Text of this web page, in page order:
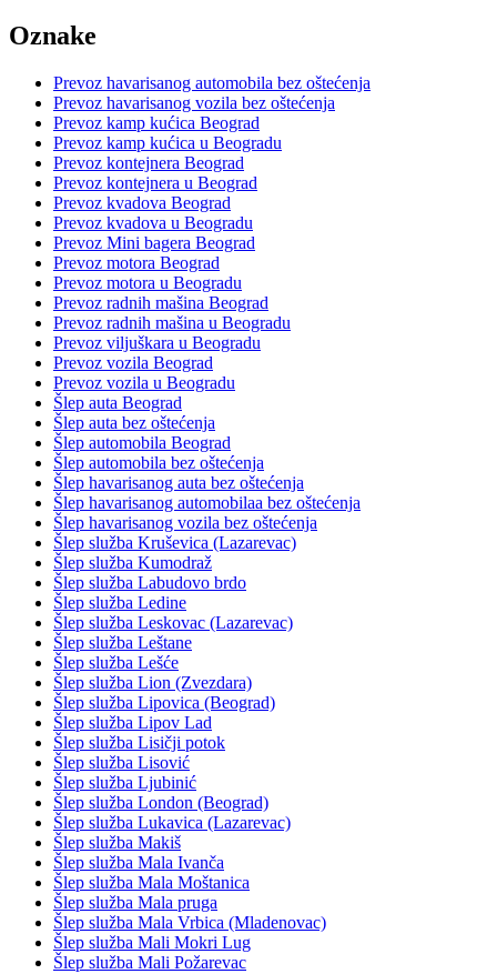
Oznake
Prevoz havarisanog automobila bez oštećenja
Prevoz havarisanog vozila bez oštećenja
Prevoz kamp kućica Beograd
Prevoz kamp kućica u Beogradu
Prevoz kontejnera Beograd
Prevoz kontejnera u Beograd
Prevoz kvadova Beograd
Prevoz kvadova u Beogradu
Prevoz Mini bagera Beograd
Prevoz motora Beograd
Prevoz motora u Beogradu
Prevoz radnih mašina Beograd
Prevoz radnih mašina u Beogradu
Prevoz viljuškara u Beogradu
Prevoz vozila Beograd
Prevoz vozila u Beogradu
Šlep auta Beograd
Šlep auta bez oštećenja
Šlep automobila Beograd
Šlep automobila bez oštećenja
Šlep havarisanog auta bez oštećenja
Šlep havarisanog automobilaa bez oštećenja
Šlep havarisanog vozila bez oštećenja
Šlep služba Kruševica (Lazarevac)
Šlep služba Kumodraž
Šlep služba Labudovo brdo
Šlep služba Ledine
Šlep služba Leskovac (Lazarevac)
Šlep služba Leštane
Šlep služba Lešće
Šlep služba Lion (Zvezdara)
Šlep služba Lipovica (Beograd)
Šlep služba Lipov Lad
Šlep služba Lisičji potok
Šlep služba Lisović
Šlep služba Ljubinić
Šlep služba London (Beograd)
Šlep služba Lukavica (Lazarevac)
Šlep služba Makiš
Šlep služba Mala Ivanča
Šlep služba Mala Moštanica
Šlep služba Mala pruga
Šlep služba Mala Vrbica (Mladenovac)
Šlep služba Mali Mokri Lug
Šlep služba Mali Požarevac